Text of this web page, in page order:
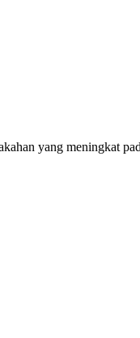
yang meningkat